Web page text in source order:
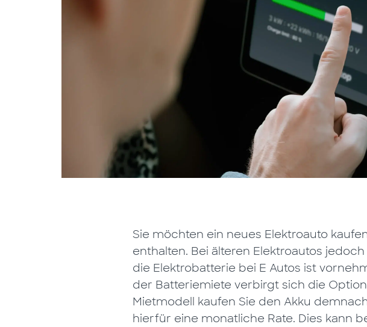
Sie möchten ein neues Elektroauto
enthalten. Bei älteren Elektroautos
die Elektrobatterie bei E Autos ist
der Batteriemiete verbirgt sich die
Mietmodell kaufen Sie den Akku
hierfür eine monatliche Rate. Dies kann